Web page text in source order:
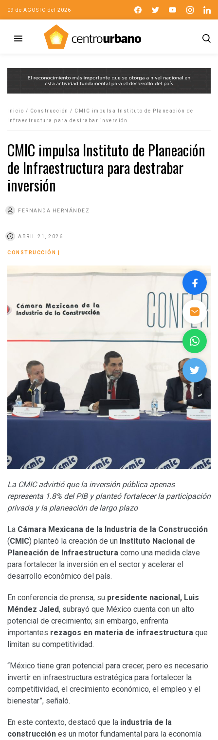
09 de AGOSTO del 2026
Inicio / Construcción / CMIC impulsa Instituto de Planeación de
Infraestructura para destrabar inversión
CMIC impulsa Instituto de Planeación
de Infraestructura para destrabar
inversión
FERNANDA HERNÁNDEZ
ABRIL 21, 2026
CONSTRUCCIÓN
La CMIC advirtió que la inversión pública apenas
representa 1.8% del PIB y planteó fortalecer la participación
privada y la planeación de largo plazo
La Cámara Mexicana de la Industria de la Construcción
(CMIC) planteó la creación de un Instituto Nacional de
Planeación de Infraestructura como una medida clave
para fortalecer la inversión en el sector y acelerar el
desarrollo económico del país.
En conferencia de prensa, su presidente nacional, Luis
Méndez Jaled, subrayó que México cuenta con un alto
potencial de crecimiento; sin embargo, enfrenta
importantes rezagos en materia de infraestructura que
limitan su competitividad.
“México tiene gran potencial para crecer, pero es necesario
invertir en infraestructura estratégica para fortalecer la
competitividad, el crecimiento económico, el empleo y el
bienestar”, señaló.
En este contexto, destacó que la industria de la
construcción es un motor fundamental para la economía